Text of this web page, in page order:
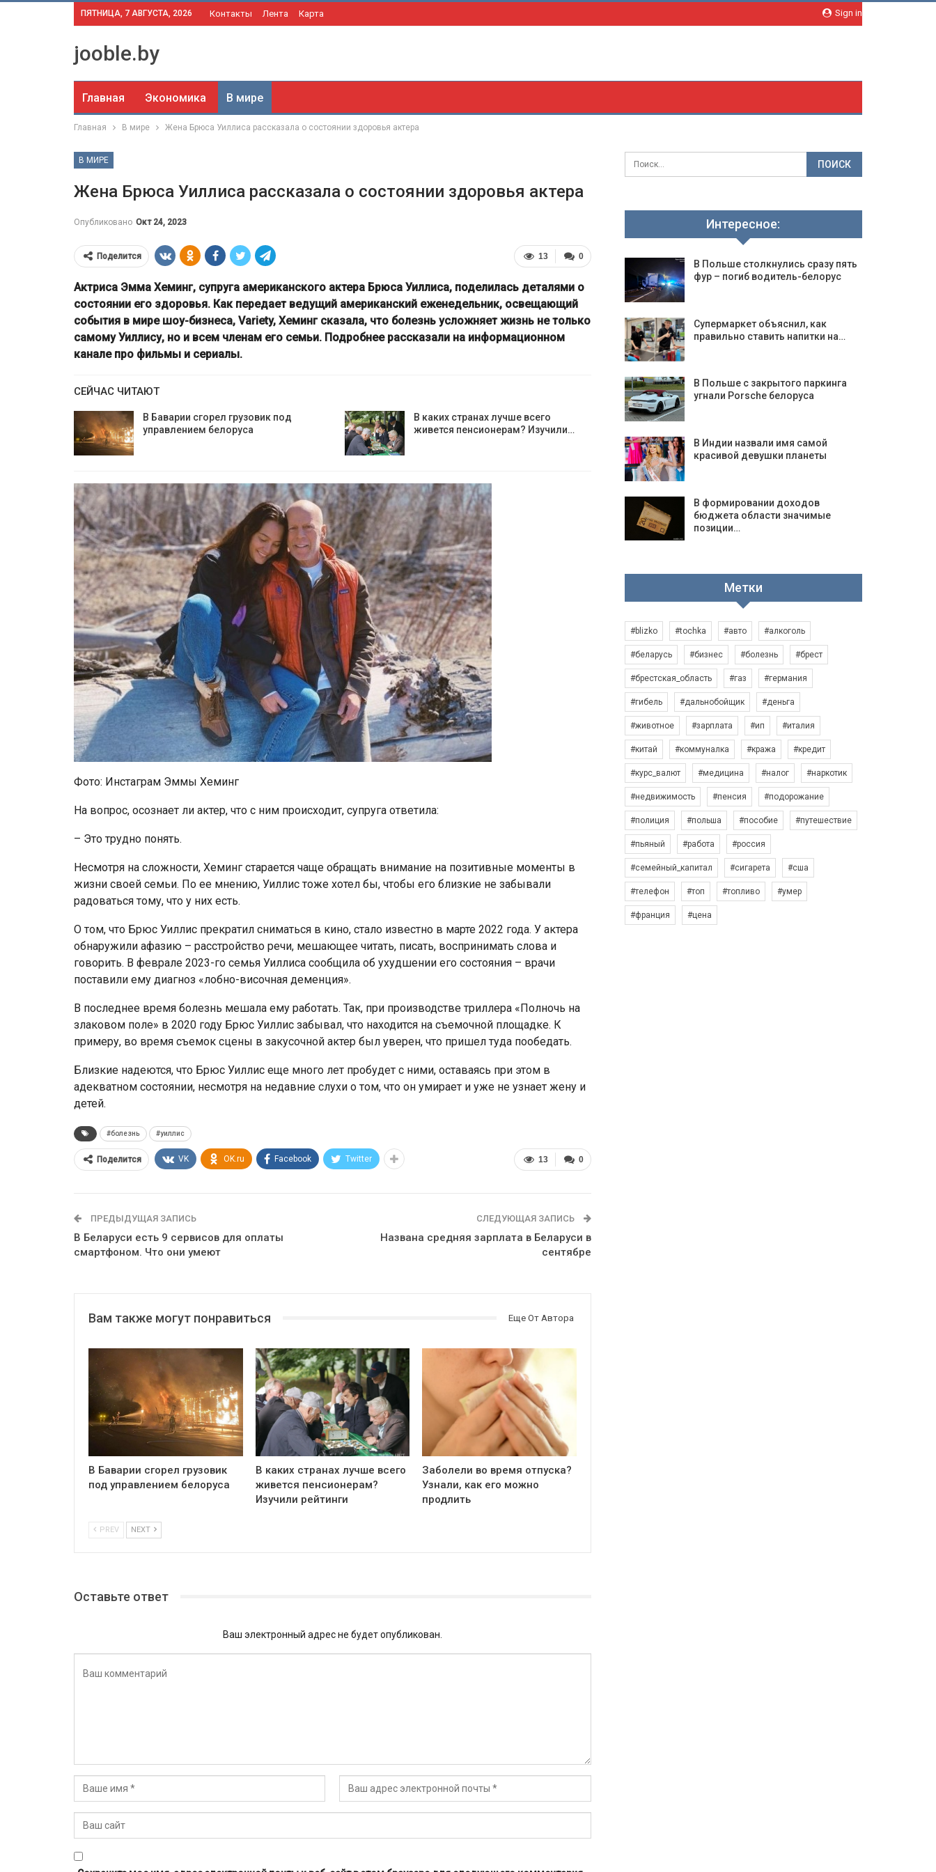
Sign in
ПЯТНИЦА, 7 АВГУСТА, 2026 Контакты Лента Карта
jooble.by
Главная Экономика В мире
Главная В мире Жена Брюса Уиллиса рассказала о состоянии здоровья актера
В МИРЕ
Жена Брюса Уиллиса рассказала о состоянии здоровья актера
Опубликовано Окт 24, 2023
0
13
Поделится
Актриса Эмма Хеминг, супруга американского актера Брюса Уиллиса, поделилась деталями о
состоянии его здоровья. Как передает ведущий американский еженедельник, освещающий
события в мире шоу-бизнеса, Variety, Хеминг сказала, что болезнь усложняет жизнь не только
самому Уиллису, но и всем членам его семьи. Подробнее рассказали на информационном
канале про фильмы и сериалы.
СЕЙЧАС ЧИТАЮТ
В Баварии сгорел грузовик под
управлением белоруса
В каких странах лучше всего
живется пенсионерам? Изучили…
Фото: Инстаграм Эммы Хеминг
На вопрос, осознает ли актер, что с ним происходит, супруга ответила:
– Это трудно понять.
Несмотря на сложности, Хеминг старается чаще обращать внимание на позитивные моменты в
жизни своей семьи. По ее мнению, Уиллис тоже хотел бы, чтобы его близкие не забывали
радоваться тому, что у них есть.
О том, что Брюс Уиллис прекратил сниматься в кино, стало известно в марте 2022 года. У актера
обнаружили афазию – расстройство речи, мешающее читать, писать, воспринимать слова и
говорить. В феврале 2023-го семья Уиллиса сообщила об ухудшении его состояния – врачи
поставили ему диагноз «лобно-височная деменция».
В последнее время болезнь мешала ему работать. Так, при производстве триллера «Полночь на
злаковом поле» в 2020 году Брюс Уиллис забывал, что находится на съемочной площадке. К
примеру, во время съемок сцены в закусочной актер был уверен, что пришел туда пообедать.
Близкие надеются, что Брюс Уиллис еще много лет пробудет с ними, оставаясь при этом в
адекватном состоянии, несмотря на недавние слухи о том, что он умирает и уже не узнает жену и
детей.
#болезнь #уиллис
0
13
Поделится VK OK.ru Facebook Twitter
ПРЕДЫДУЩАЯ ЗАПИСЬ
В Беларуси есть 9 сервисов для оплаты
смартфоном. Что они умеют
СЛЕДУЮЩАЯ ЗАПИСЬ
Названа средняя зарплата в Беларуси в
сентябре
Вам также могут понравиться Еще От Автора
В Баварии сгорел грузовик
под управлением белоруса
В каких странах лучше всего
живется пенсионерам?
Изучили рейтинги
Заболели во время отпуска?
Узнали, как его можно
продлить
PREV NEXT
Оставьте ответ
Ваш электронный адрес не будет опубликован.
Интересное:
В Польше столкнулись сразу пять
фур – погиб водитель-белорус
Супермаркет объяснил, как
правильно ставить напитки на…
В Польше с закрытого паркинга
угнали Porsche белоруса
В Индии назвали имя самой
красивой девушки планеты
В формировании доходов
бюджета области значимые
позиции…
Метки
#blizko #tochka #авто #алкоголь
#беларусь #бизнес #болезнь #брест
#брестская_область #газ #германия
#гибель #дальнобойщик #деньга
#животное #зарплата #ип #италия
#китай #коммуналка #кража #кредит
#курс_валют #медицина #налог #наркотик
#недвижимость #пенсия #подорожание
#полиция #польша #пособие #путешествие
#пьяный #работа #россия
#семейный_капитал #сигарета #сша
#телефон #топ #топливо #умер
#франция #цена